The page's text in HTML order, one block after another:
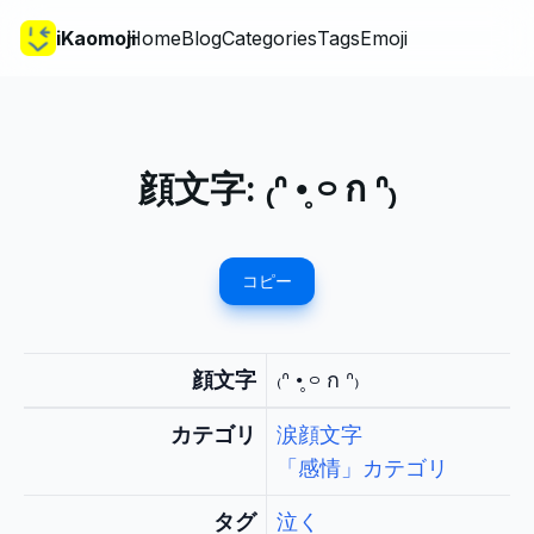
iKaomojiHomeBlogCategoriesTagsEmoji
顔文字: ₍ᐢ •̥ ࿁ ก ᐢ₎
コピー
顔文字 ₍ᐢ •̥ ࿁ ก ᐢ₎
カテゴリ
涙顔文字
「感情」カテゴリ
タグ 泣く